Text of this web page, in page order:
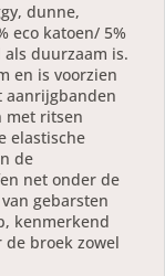
dunne,
eco katoen/ 5%
duurzaam is.
en is voorzien
aanrijgbanden
met ritsen
elastische
de
net onder de
gebarsten
kenmerkend
broek zowel